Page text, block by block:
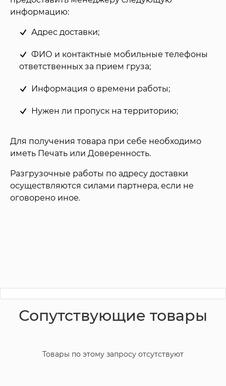
информацию:
Адрес доставки;
ФИО и контактные мобильные телефоны
ответственных за прием груза;
Информация о времени работы;
Нужен ли пропуск на территорию;
Для получения товара при себе необходимо
иметь Печать или Доверенность.
Разгрузочные работы по адресу доставки
осуществляются силами партнера, если не
оговорено иное.
Сопутствующие товары
Товары по этому запросу отсутствуют